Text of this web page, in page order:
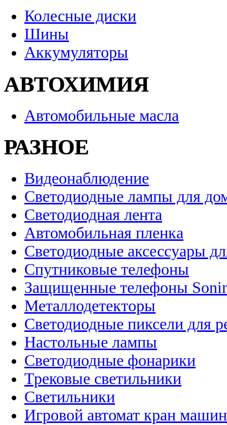
Колесные диски
Шины
Аккумуляторы
АВТОХИМИЯ
Автомобильные масла
РАЗНОЕ
Видеонаблюдение
Светодиодные лампы для
Светодиодная лента
Автомобильная пленка
Светодиодные аксессуары
Спутниковые телефоны
Защищенные телефоны
Металлодетекторы
Светодиодные пиксели для
Настольные лампы
Светодиодные фонарики
Трековые светильники
Светильники
Игровой автомат кран